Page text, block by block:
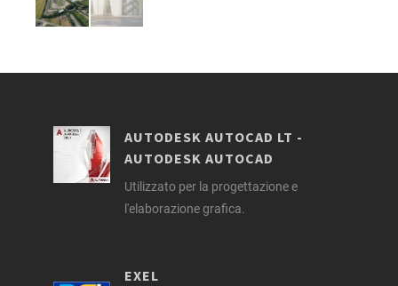
AUTODESK AUTOCAD LT -
AUTODESK AUTOCAD
Utilizzato per la progettazione e
l'elaborazione grafica.
EXEL